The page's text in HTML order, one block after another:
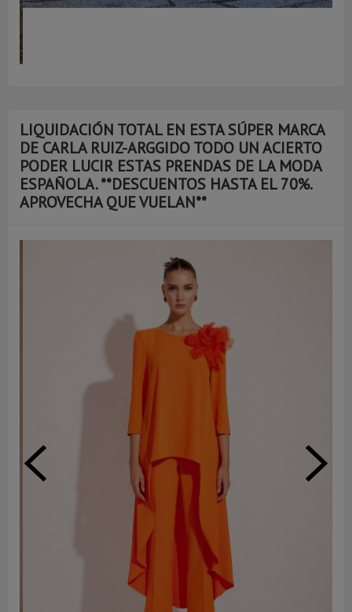
LIQUIDACIÓN TOTAL EN ESTA SÚPER MARCA
DE CARLA RUIZ-ARGGIDO TODO UN ACIERTO
PODER LUCIR ESTAS PRENDAS DE LA MODA
ESPAÑOLA. **DESCUENTOS HASTA EL 70%.
APROVECHA QUE VUELAN**